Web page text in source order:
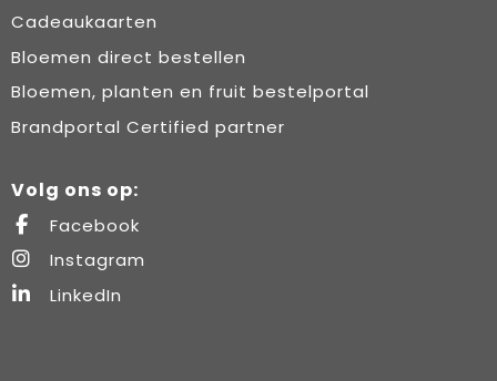
Cadeaukaarten
Bloemen direct bestellen
Bloemen, planten en fruit bestelportal
Brandportal Certified partner
Volg ons op:
Facebook
Instagram
LinkedIn